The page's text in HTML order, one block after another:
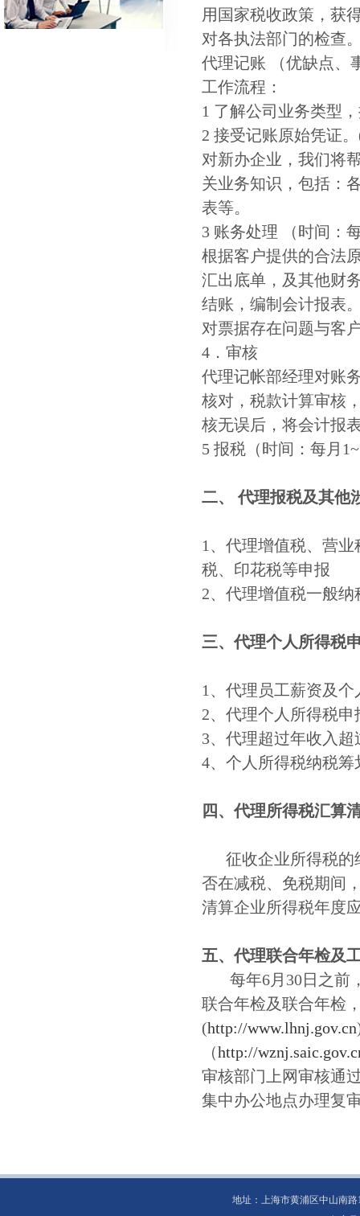
用国家税收政策，获
对各执法部门的检查
代理记账 （优缺点、
工作流程：
1 了解公司业务类型
2 接受记账原始凭证
对新办企业，我们将
关业务知识，包括：
表等。
3 账务处理 （时间：
根据客户提供的合法
汇出底单，及其他财
结账，编制会计报表
对票据存在问题与客
4．审核
代理记帐部经理对账
核对，税款计算审核
核无误后，将会计报
5 报税（时间：每月
二、代理报税及其他
1、代理增值税、营
税、印花税等申报
2、代理增值税一般纳
三、代理个人所得税
1、代理员工薪资及
2、代理个人所得税申
3、代理超过年收入
4、个人所得税纳税
四、代理所得税汇算
征收企业所得税的
否在减税、免税期间
清算企业所得税年度
五、代理联合年检及
每年6月30日之前
联合年检及联合年检
(http://www.lhnj.gov.cn
（http://
审核部门上网审核通
集中办公地点办理复
地址：上海市黄浦区中山南路